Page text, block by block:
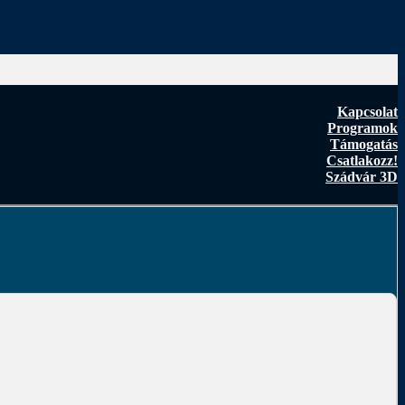
Kapcsolat
Programok
Támogatás
Csatlakozz!
Szádvár 3D